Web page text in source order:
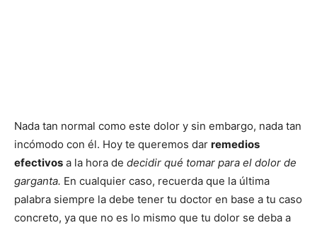
Nada tan normal como este dolor y sin embargo, nada tan
incómodo con él. Hoy te queremos dar remedios
efectivos a la hora de decidir qué tomar para el dolor de
garganta. En cualquier caso, recuerda que la última
palabra siempre la debe tener tu doctor en base a tu caso
concreto, ya que no es lo mismo que tu dolor se deba a